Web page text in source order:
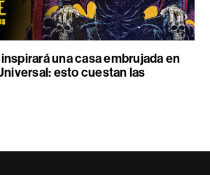
una casa embrujada en
esto cuestan las